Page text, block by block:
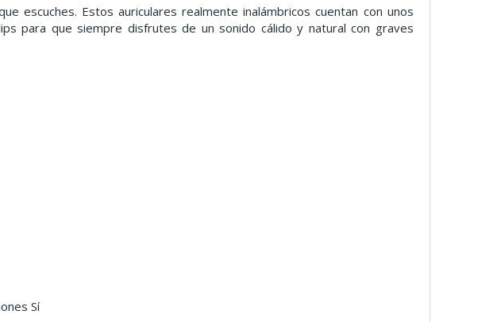
escuches. Estos auriculares realmente inalámbricos cuentan con unos
para que siempre disfrutes de un sonido cálido y natural con graves
Sí